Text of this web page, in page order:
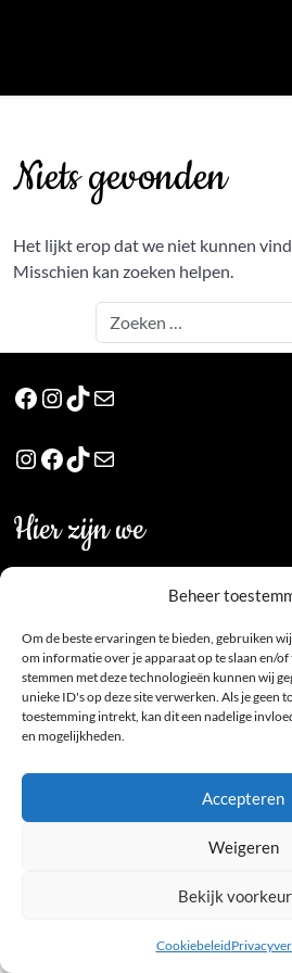
Beheer
Om de beste ervaringen te bieden, gebruiken
om informatie over je apparaat op te slaan en/
stemmen met deze technologieën kunnen wij
unieke ID's op deze site verwerken. Als je geen
toestemming intrekt, kan dit een nadelige
en mogelijkheden.
Accepteren
Weigeren
Bekijk
Cookiebeleid
Niets gevonden
Het lijkt erop dat we niet kunnen
Misschien kan zoeken helpen.
Facebook
Instagram
TikTok
E-mail
Instagram
Facebook
TikTok
E-mail
Hier zijn we
+31 30 2014357
reserveren@goudemaen.nl